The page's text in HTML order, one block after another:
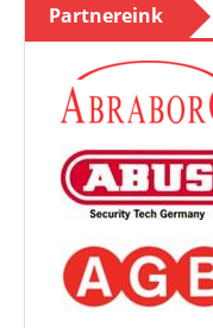
Partnereink